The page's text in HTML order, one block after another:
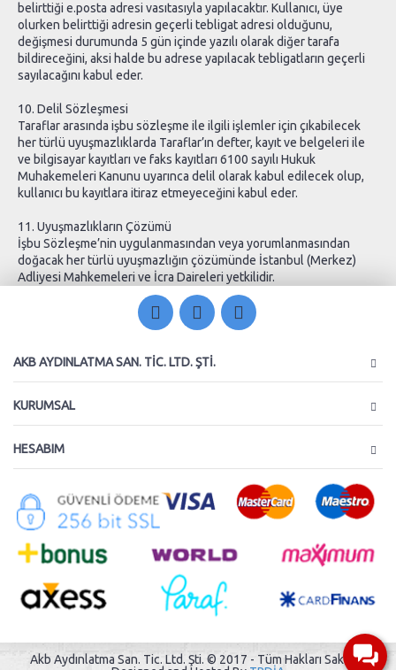
belirttiği e.posta adresi vasıtasıyla yapılacaktır. Kullanıcı, üye
olurken belirttiği adresin geçerli tebligat adresi olduğunu,
değişmesi durumunda 5 gün içinde yazılı olarak diğer tarafa
bildireceğini, aksi halde bu adrese yapılacak tebligatların geçerli
sayılacağını kabul eder.
10. Delil Sözleşmesi
Taraflar arasında işbu sözleşme ile ilgili işlemler için çıkabilecek
her türlü uyuşmazlıklarda Taraflar’ın defter, kayıt ve belgeleri ile
ve bilgisayar kayıtları ve faks kayıtları 6100 sayılı Hukuk
Muhakemeleri Kanunu uyarınca delil olarak kabul edilecek olup,
kullanıcı bu kayıtlara itiraz etmeyeceğini kabul eder.
11. Uyuşmazlıkların Çözümü
İşbu Sözleşme’nin uygulanmasından veya yorumlanmasından
doğacak her türlü uyuşmazlığın çözümünde İstanbul (Merkez)
Adliyesi Mahkemeleri ve İcra Daireleri yetkilidir.
AKB AYDINLATMA SAN. TIC. LTD. ŞTI.
KURUMSAL
HESABIM
Akb Aydınlatma San. Tic. Ltd. Şti. © 2017 - Tüm Hakları Saklıdır.